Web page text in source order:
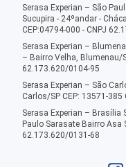
Serasa Experian – São
Sucupira - 24ºandar -
CEP:04794-000 - CNPJ
Serasa Experian –
– Bairro Velha, Blumenau/
62.173.620/0104-95
Serasa Experian – São
Carlos/SP CEP: 13571-
Serasa Experian – Brasília
Paulo Sarasate Bairro Asa
62.173.620/0131-68